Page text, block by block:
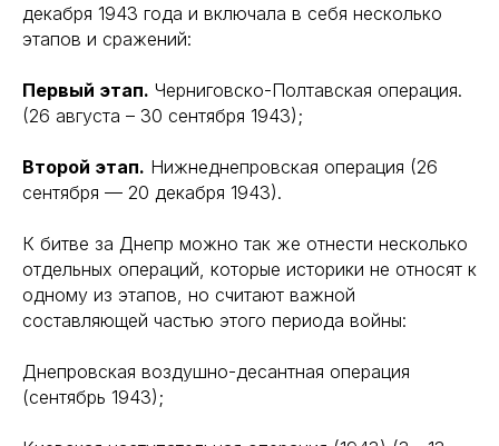
декабря 1943 года и включала в себя несколько
этапов и сражений:
Первый этап. Черниговско-Полтавская операция.
(26 августа – 30 сентября 1943);
Второй этап. Нижнеднепровская операция (26
сентября — 20 декабря 1943).
К битве за Днепр можно так же отнести несколько
отдельных операций, которые историки не относят к
одному из этапов, но считают важной
составляющей частью этого периода войны:
Днепровская воздушно-десантная операция
(сентябрь 1943);